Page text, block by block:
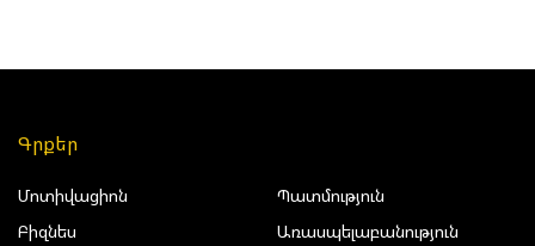
Գրքեր
Մոտիվացիոն
Բիզնես
Պատմություն
Առասպելաբանություն